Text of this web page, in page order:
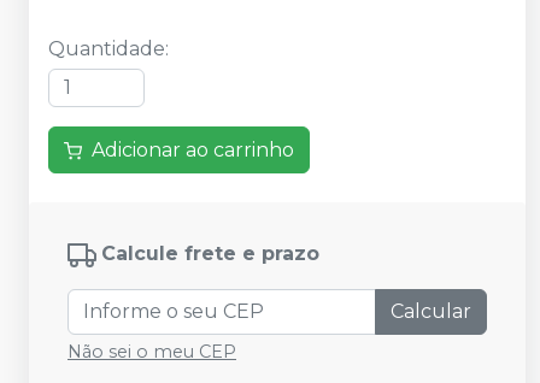
Quantidade:
Adicionar ao carrinho
Calcule frete e prazo
Calcular
Não sei o meu CEP